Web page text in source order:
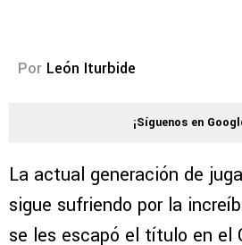
Por León Iturbide
¡Síguenos en
La actual generación de
sigue sufriendo por la
se les escapó el título en el